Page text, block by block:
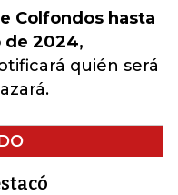
Colfondos hasta
de 2024,
quién será